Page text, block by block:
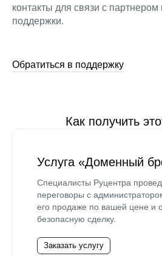
контакты для связи с
поддержки.
Обратиться в поддержку
Как получить
Услуга «Доменный
Специалисты Руцентра
переговоры с
его продаже по вашей цене и
безопасную сделку.
Заказать услугу